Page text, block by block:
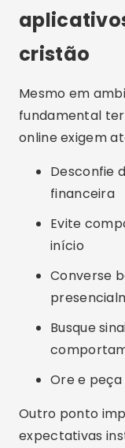
cristão
Mesmo em
fundamental
online exigem
Desconfie
financeira
Evite
início
Converse
Busque
Ore e
Outro ponto
expectativas